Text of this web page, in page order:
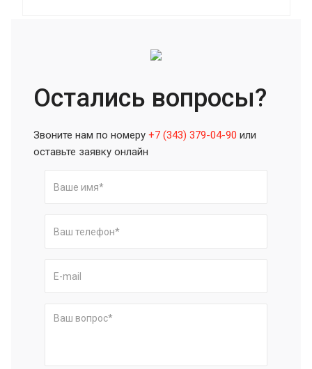
Остались вопросы?
Звоните нам по номеру +7 (343) 379-04-90 или
оставьте заявку онлайн